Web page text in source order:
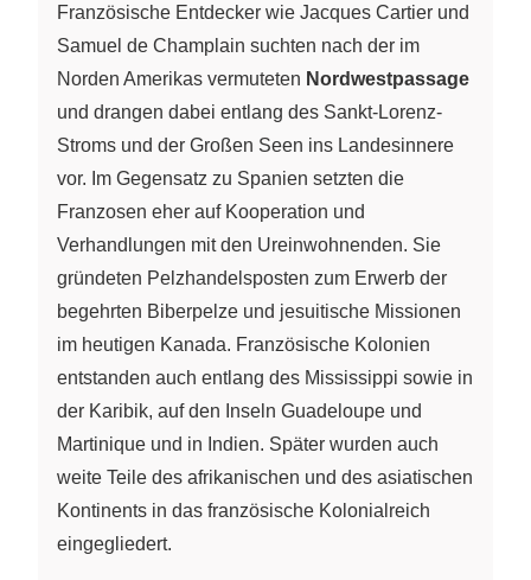
Französische Entdecker wie Jacques Cartier und
Samuel de Champlain suchten nach der im
Norden Amerikas vermuteten Nordwestpassage
und drangen dabei entlang des Sankt-Lorenz-
Stroms und der Großen Seen ins Landesinnere
vor. Im Gegensatz zu Spanien setzten die
Franzosen eher auf Kooperation und
Verhandlungen mit den Ureinwohnenden. Sie
gründeten Pelzhandelsposten zum Erwerb der
begehrten Biberpelze und jesuitische Missionen
im heutigen Kanada. Französische Kolonien
entstanden auch entlang des Mississippi sowie in
der Karibik, auf den Inseln Guadeloupe und
Martinique und in Indien. Später wurden auch
weite Teile des afrikanischen und des asiatischen
Kontinents in das französische Kolonialreich
eingegliedert.